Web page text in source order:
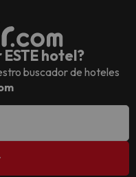
hotel?
buscador de hoteles